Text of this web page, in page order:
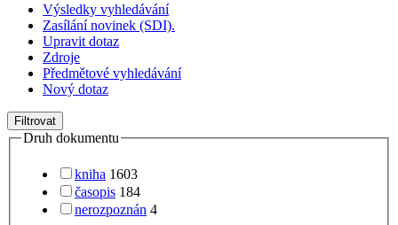
Výsledky vyhledávání
Zasílání novinek (SDI).
Upravit dotaz
Zdroje
Předmětové vyhledávání
Nový dotaz
Filtrovat
Druh dokumentu
kniha 1603
časopis 184
nerozpoznán 4